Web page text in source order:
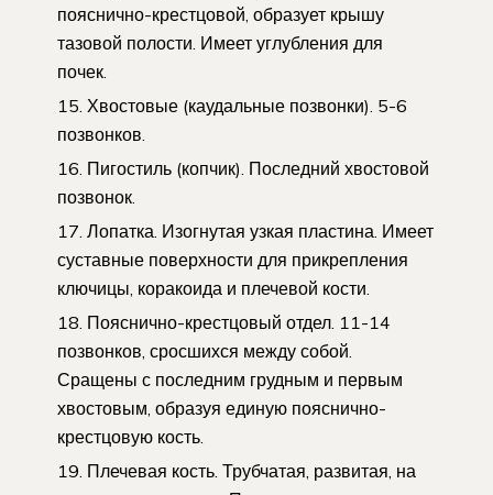
пояснично-крестцовой, образует крышу
тазовой полости. Имеет углубления для
почек.
Хвостовые (каудальные позвонки). 5-6
позвонков.
Пигостиль (копчик). Последний хвостовой
позвонок.
Лопатка. Изогнутая узкая пластина. Имеет
суставные поверхности для прикрепления
ключицы, коракоида и плечевой кости.
Пояснично-крестцовый отдел. 11-14
позвонков, сросшихся между собой.
Сращены с последним грудным и первым
хвостовым, образуя единую пояснично-
крестцовую кость.
Плечевая кость. Трубчатая, развитая, на